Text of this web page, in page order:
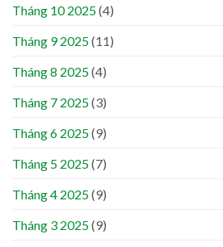
Tháng 10 2025(4)
Tháng 9 2025(11)
Tháng 8 2025(4)
Tháng 7 2025(3)
Tháng 6 2025(9)
Tháng 5 2025(7)
Tháng 4 2025(9)
Tháng 3 2025(9)